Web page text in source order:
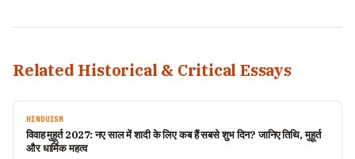
Related Historical & Critical Essays
HINDUISM
विवाह मुहूर्त 2027: नए साल में शादी के लिए कब हैं सबसे शुभ दिन? जानिए तिथि, मुहूर्त
और धार्मिक महत्व